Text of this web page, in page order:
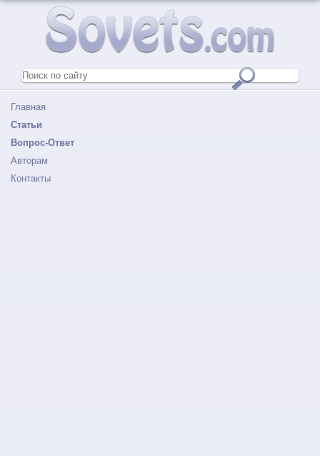
Главная
Статьи
Вопрос-Ответ
Авторам
Контакты